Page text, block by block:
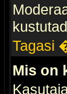
Tagasi
Mis on